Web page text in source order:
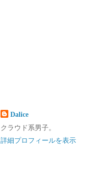
Dalice
クラウド系男子。
詳細プロフィールを表示